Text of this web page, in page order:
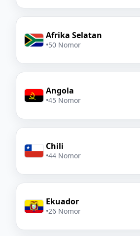
Afrika Selatan
•50 Nomor
Angola
•45 Nomor
Chili
•44 Nomor
Ekuador
•26 Nomor